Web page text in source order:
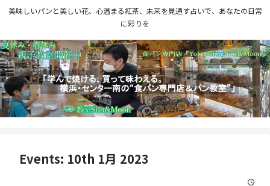
美味しいパンと美しい花、心温まる紅茶、未来を見通す占いで、あなたの日常
に彩りを
Events: 10th 1月 2023